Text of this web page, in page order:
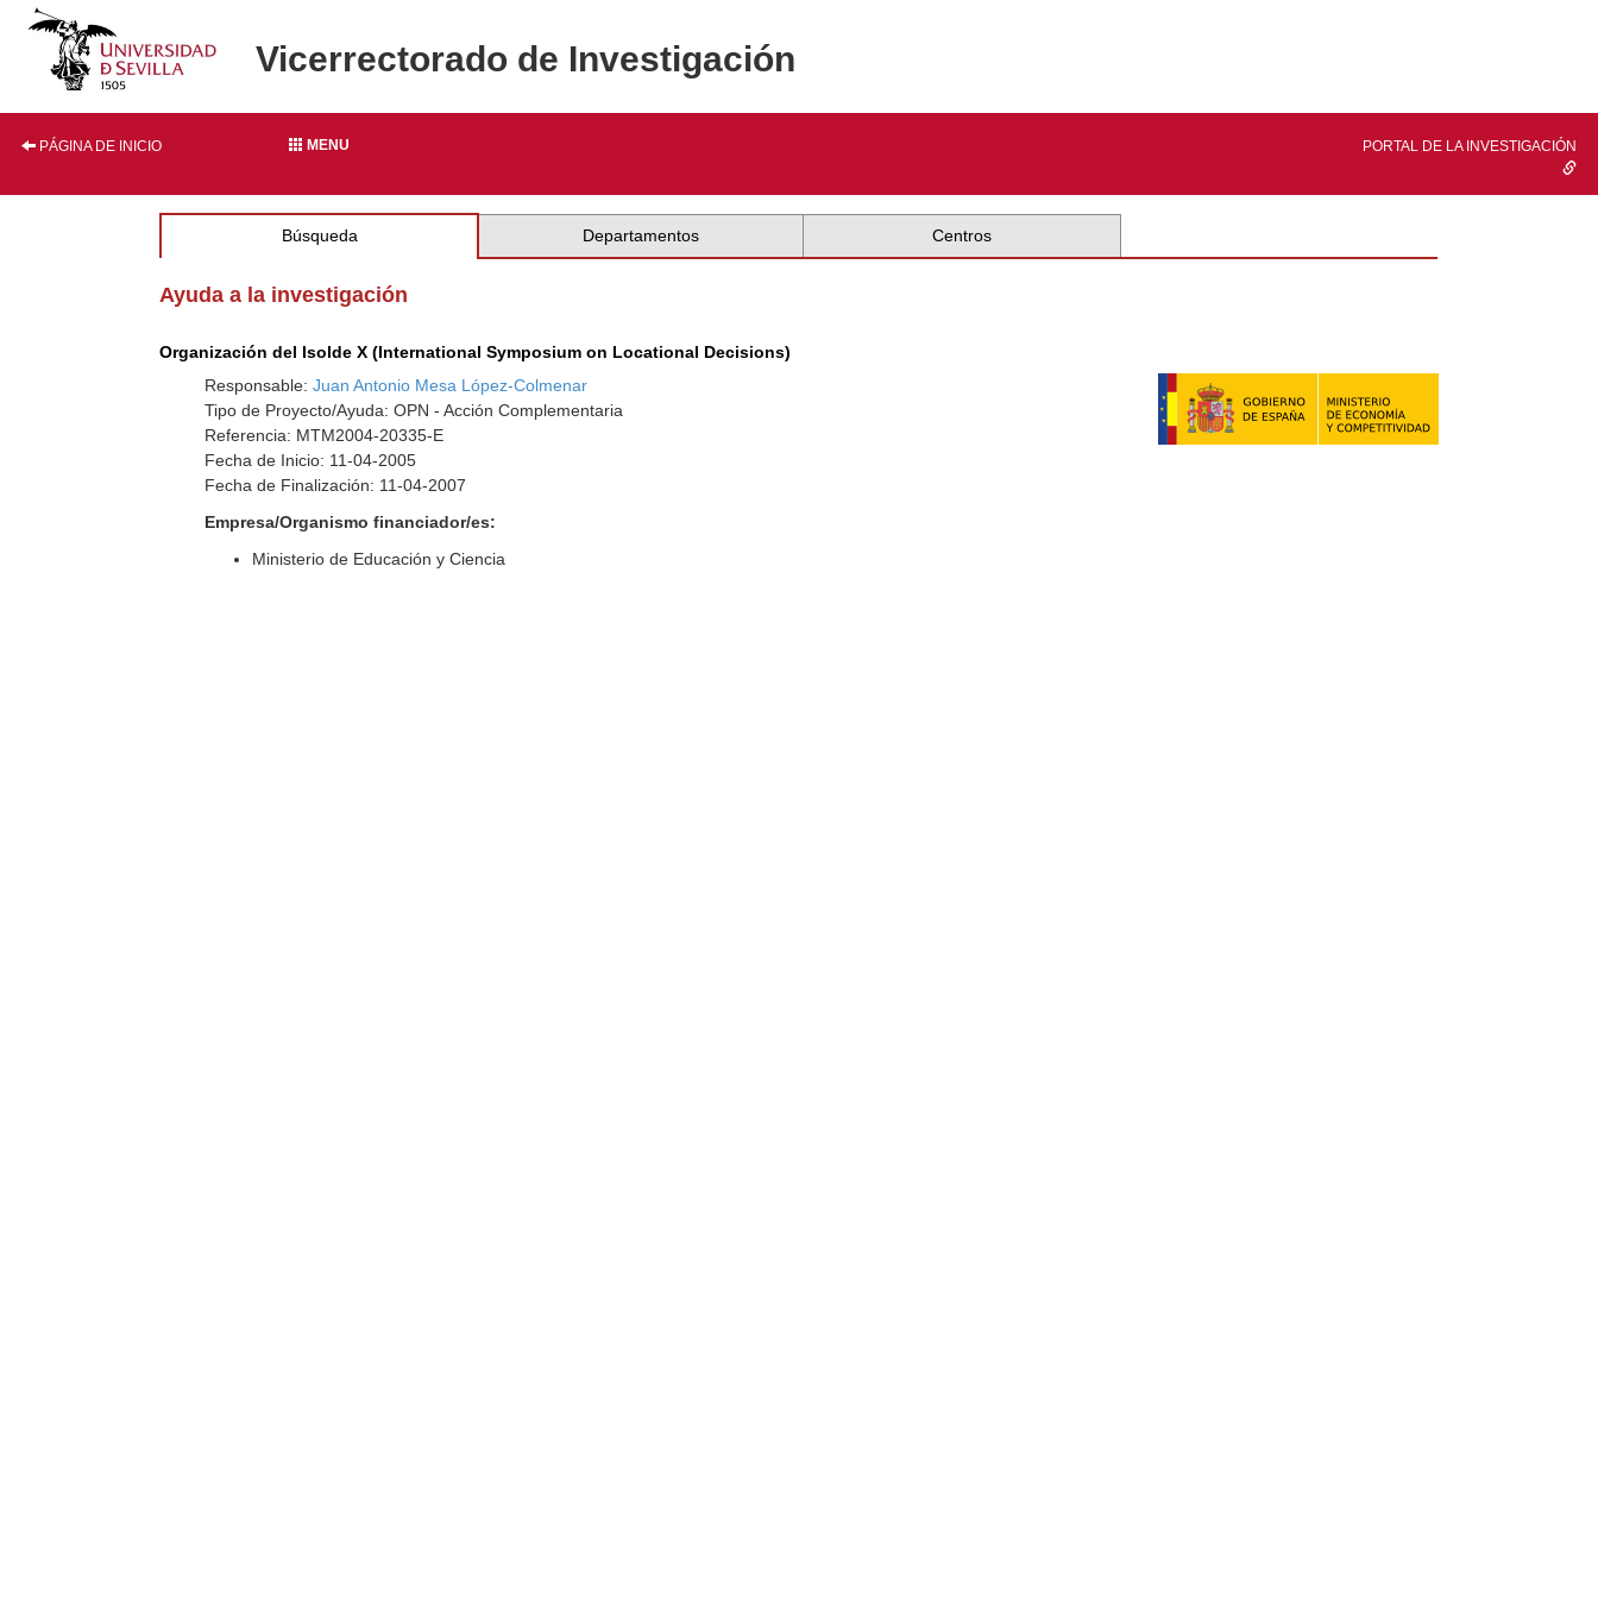
Vicerrectorado de Investigación
PÁGINA DE INICIO MENU PORTAL DE LA INVESTIGACIÓN
Búsqueda Departamentos Centros
Ayuda a la investigación
Organización del Isolde X (International Symposium on Locational Decisions)
Responsable:Juan Antonio Mesa López-Colmenar
Tipo de Proyecto/Ayuda: OPN - Acción Complementaria
Referencia: MTM2004-20335-E
Fecha de Inicio: 11-04-2005
Fecha de Finalización: 11-04-2007
Empresa/Organismo financiador/es:
Ministerio de Educación y Ciencia